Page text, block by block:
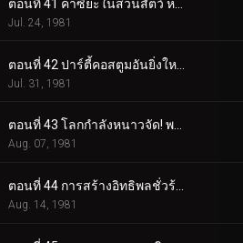
Jul. 24, 1981
Jul. 31, 1981
ตอนที่ 43 โลกกำลังหนาวจัด! พลังของมอนสเตอร์พัดลมไฟฟ้า!
Aug. 07, 1981
Aug. 14, 1981